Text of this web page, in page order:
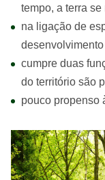
tempo, a terra
na ligação de
cumpre duas
do território são
pouco propenso